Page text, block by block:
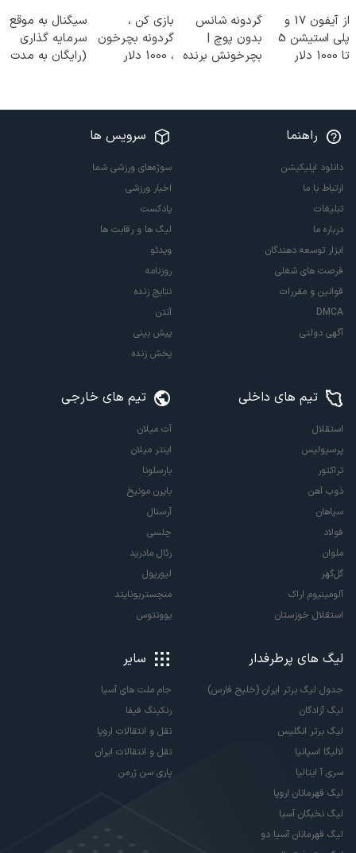
و دلار🔥
از آیفون 17 و
پلی استیشن 5
تا 1000 دلار
گردونه شانس
بدون پوچ |
بچرخونش برنده
بازی کن ،
گردونه بچرخون
، 1000 دلار
سیگنال به موقع
سرمایه گذاری
(رایگان به مدت
راهنما
دانلود اپلیکیشن
ارتباط با ما
تبلیغات
درباره ما
ابزار توسعه دهندگان
فرصت های شغلی
قوانین و مقررات
DMCA
آگهی دولتی
سرویس ها
سوژه‌های ورزشی شما
اخبار ورزشی
پادکست
لیگ ها و رقابت ها
ویدئو
روزنامه
نتایج زنده
آنتن
پیش بینی
پخش زنده
تیم های داخلی
استقلال
پرسپولیس
تراکتور
ذوب آهن
سپاهان
فولاد
ملوان
گل‌گهر
آلومینیوم اراک
استقلال خوزستان
تیم های خارجی
آث میلان
اینتر میلان
بارسلونا
بایرن مونیخ
آرسنال
چلسی
رئال مادرید
لیورپول
منچستریونایتد
یوونتوس
لیگ های پرطرفدار
جدول لیگ برتر ایران (خلیج فارس)
لیگ آزادگان
لیگ برتر انگلیس
لالیگا اسپانیا
سری آ ایتالیا
لیگ قهرمانان اروپا
لیگ نخبگان آسیا
لیگ قهرمانان آسیا دو
سایر
جام ملت های آسیا
رنکینگ فیفا
نقل و انتقالات اروپا
نقل و انتقالات ایران
پاری سن ژرمن